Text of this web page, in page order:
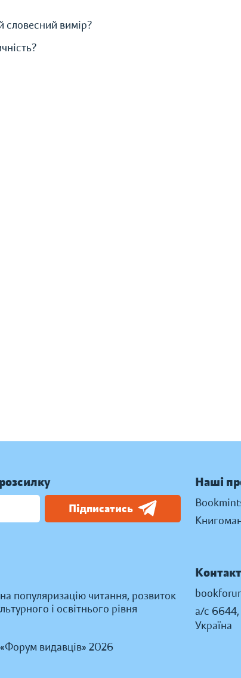
словесний вимір?
Підписатись
популяризацію читання, розвиток
і освітнього рівня
видавців» 2026
Наші
а/с
Україна